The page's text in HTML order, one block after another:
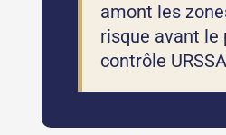
amont les
risque avant le
contrôle